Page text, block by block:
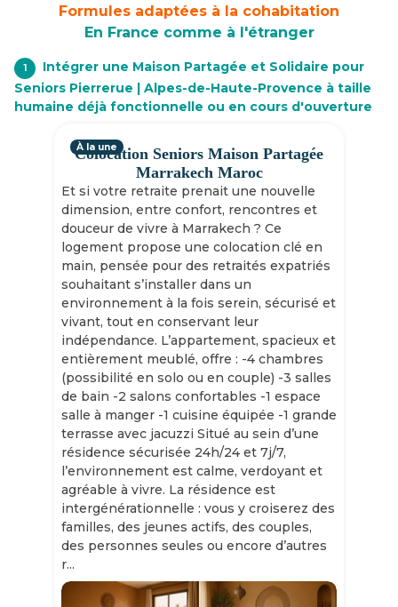
Formules adaptées à la cohabitation
En France comme à l'étranger
1
Intégrer une Maison Partagée et Solidaire pour
Seniors Pierrerue | Alpes-de-Haute-Provence à taille
humaine déjà fonctionnelle ou en cours d'ouverture
Colocation Seniors Maison Partagée
Marrakech Maroc
Et si votre retraite prenait une nouvelle
dimension, entre confort, rencontres et
douceur de vivre à Marrakech ? Ce
logement propose une colocation clé en
main, pensée pour des retraités expatriés
souhaitant s’installer dans un
environnement à la fois serein, sécurisé et
vivant, tout en conservant leur
indépendance. L’appartement, spacieux et
entièrement meublé, offre : -4 chambres
(possibilité en solo ou en couple) -3 salles
de bain -2 salons confortables -1 espace
salle à manger -1 cuisine équipée -1 grande
terrasse avec jacuzzi Situé au sein d’une
résidence sécurisée 24h/24 et 7j/7,
l’environnement est calme, verdoyant et
agréable à vivre. La résidence est
intergénérationnelle : vous y croiserez des
familles, des jeunes actifs, des couples,
des personnes seules ou encore d’autres
r...
À la une
Slide 1 of 11